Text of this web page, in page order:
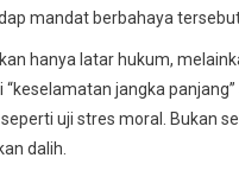
mandat berbahaya
hanya latar hukum,
jangka
uji stres moral. Bukan
dalih.